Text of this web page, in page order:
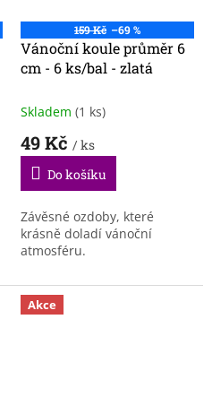
159 Kč –69 %
Vánoční koule průměr 6
cm - 6 ks/bal - zlatá
Skladem (1 ks)
49 Kč / ks
Do košíku
Závěsné ozdoby, které
krásně doladí vánoční
atmosféru.
Akce